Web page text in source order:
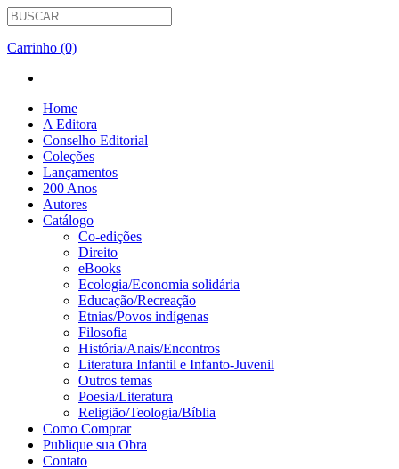
Carrinho (0)
Home
A Editora
Conselho Editorial
Coleções
Lançamentos
200 Anos
Autores
Catálogo
Co-edições
Direito
eBooks
Ecologia/Economia solidária
Educação/Recreação
Etnias/Povos indígenas
Filosofia
História/Anais/Encontros
Literatura Infantil e Infanto-Juvenil
Outros temas
Poesia/Literatura
Religião/Teologia/Bíblia
Como Comprar
Publique sua Obra
Contato